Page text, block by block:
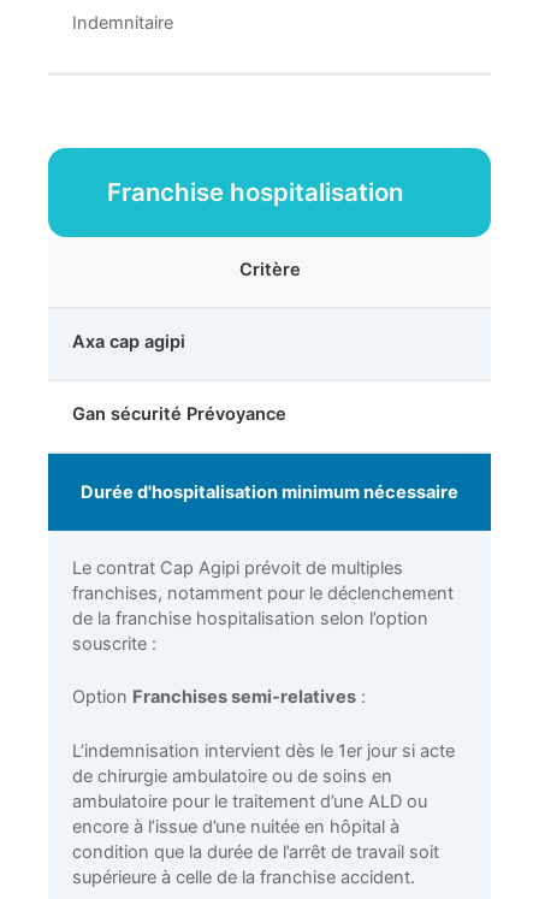
Indemnitaire
Franchise hospitalisation
Critère
Axa cap agipi
Gan sécurité Prévoyance
Durée d'hospitalisation minimum nécessaire
Le contrat Cap Agipi prévoit de multiples
franchises, notamment pour le déclenchement
de la franchise hospitalisation selon l’option
souscrite :
Option Franchises semi-relatives :
L’indemnisation intervient dès le 1er jour si acte
de chirurgie ambulatoire ou de soins en
ambulatoire pour le traitement d’une ALD ou
encore à l’issue d’une nuitée en hôpital à
condition que la durée de l’arrêt de travail soit
supérieure à celle de la franchise accident.